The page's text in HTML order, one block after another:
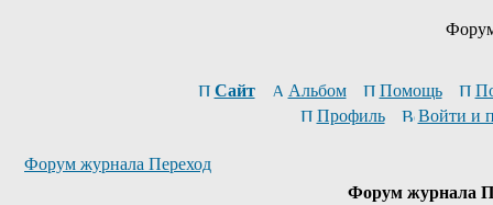
Сайт Альбом Помощь
Профиль
Войти и
Форум журнала Переход
Форум журнала